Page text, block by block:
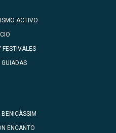
ACTIVO
FESTIVALES
BENICÀSSIM
ENCANTO